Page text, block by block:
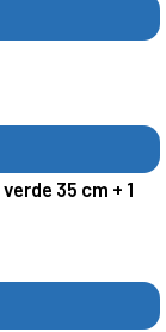
35 cm + 1